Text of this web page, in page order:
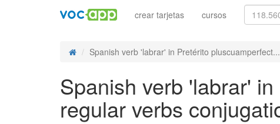
crear tarjetas cursos
Spanish verb 'labrar' in Pretérito pluscuamperfect...
Spanish verb 'labrar'
regular verbs